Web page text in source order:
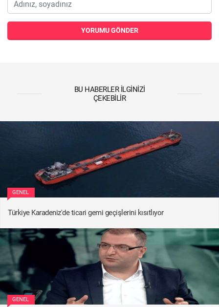
YORUMU GÖNDER
BU HABERLER İLGINIZI
ÇEKEBILIR
GENEL
Türkiye Karadeniz'de ticari gemi geçişlerini kısıtlıyor
GENEL